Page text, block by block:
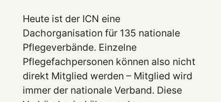
Heute ist der ICN eine
Dachorganisation für 135 nationale
Pflegeverbände. Einzelne
Pflegefachpersonen können also nicht
direkt Mitglied werden – Mitglied wird
immer der nationale Verband. Diese